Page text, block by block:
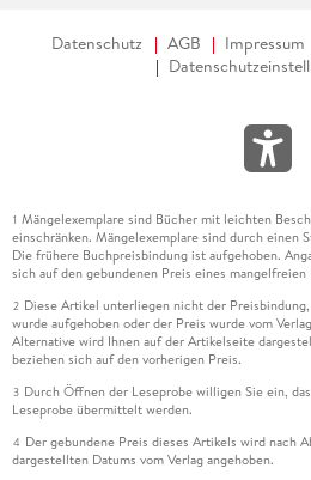
Datenschutz AGB Impressum
1 Mängelexemplare sind Bücher mit leichten
einschränken. Mängelexemplare sind durch einen
Die frühere Buchpreisbindung ist aufgehoben.
sich auf den gebundenen Preis eines mangelfreien
2 Diese Artikel unterliegen nicht der
wurde aufgehoben oder der Preis wurde vom
Alternative wird Ihnen auf der Artikelseite
beziehen sich auf den vorherigen Preis.
3 Durch Öffnen der Leseprobe willigen Sie ein,
Leseprobe übermittelt werden.
4 Der gebundene Preis dieses Artikels wird nach
dargestellten Datums vom Verlag angehoben.